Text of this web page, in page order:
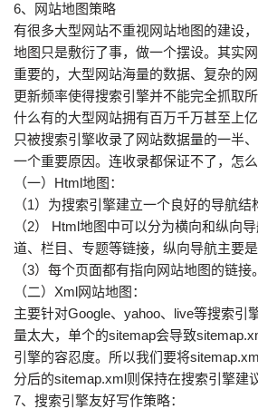
6、网站地图策略
有很多大型网站不重视网站地图的建设
地图只是敷衍了事，做一个摆设。其实
重要的，大型网站海量的数据、复杂的
更新频率使得搜索引擎并不能完全抓取
什么有的大型网站拥有百万千万甚至上
只被搜索引擎收录了网站数据量的一半
一个重要原因。连收录都保证不了，怎么
（一）Html地图：
（1）为搜索引擎建立一个良好的导航结
（2） Html地图中可以分为横向和纵向
道、栏目、专题等链接，纵向导航主要是
（3）每个页面都有指向网站地图的链接。
（二）Xml网站地图：
主要针对Google、yahoo、live等搜索引
量太大，单个的sitemap会导致
引擎的容忍度。所以我们要将
分后的sitemap.xml则保持在搜索引擎建
7、搜索引擎友好写作策略：